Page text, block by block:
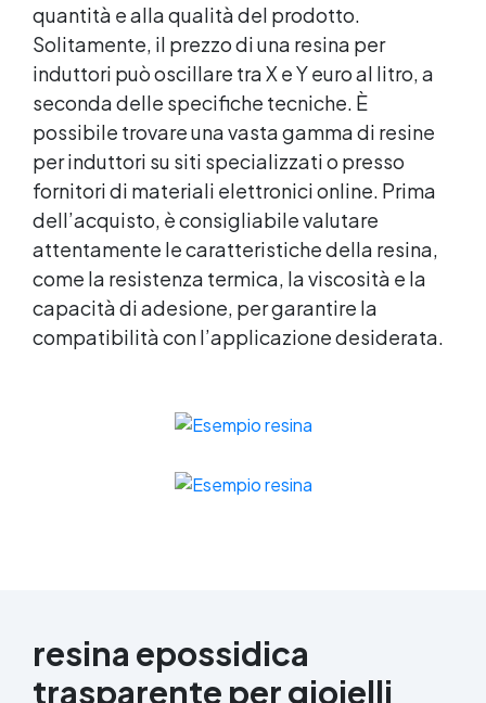
quantità e alla qualità del prodotto.
Solitamente, il prezzo di una resina per
induttori può oscillare tra X e Y euro al litro, a
seconda delle specifiche tecniche. È
possibile trovare una vasta gamma di resine
per induttori su siti specializzati o presso
fornitori di materiali elettronici online. Prima
dell’acquisto, è consigliabile valutare
attentamente le caratteristiche della resina,
come la resistenza termica, la viscosità e la
capacità di adesione, per garantire la
compatibilità con l’applicazione desiderata.
resina epossidica
trasparente per gioielli